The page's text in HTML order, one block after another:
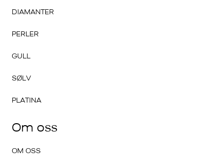
DIAMANTER
PERLER
GULL
SØLV
PLATINA
Om oss
OM OSS